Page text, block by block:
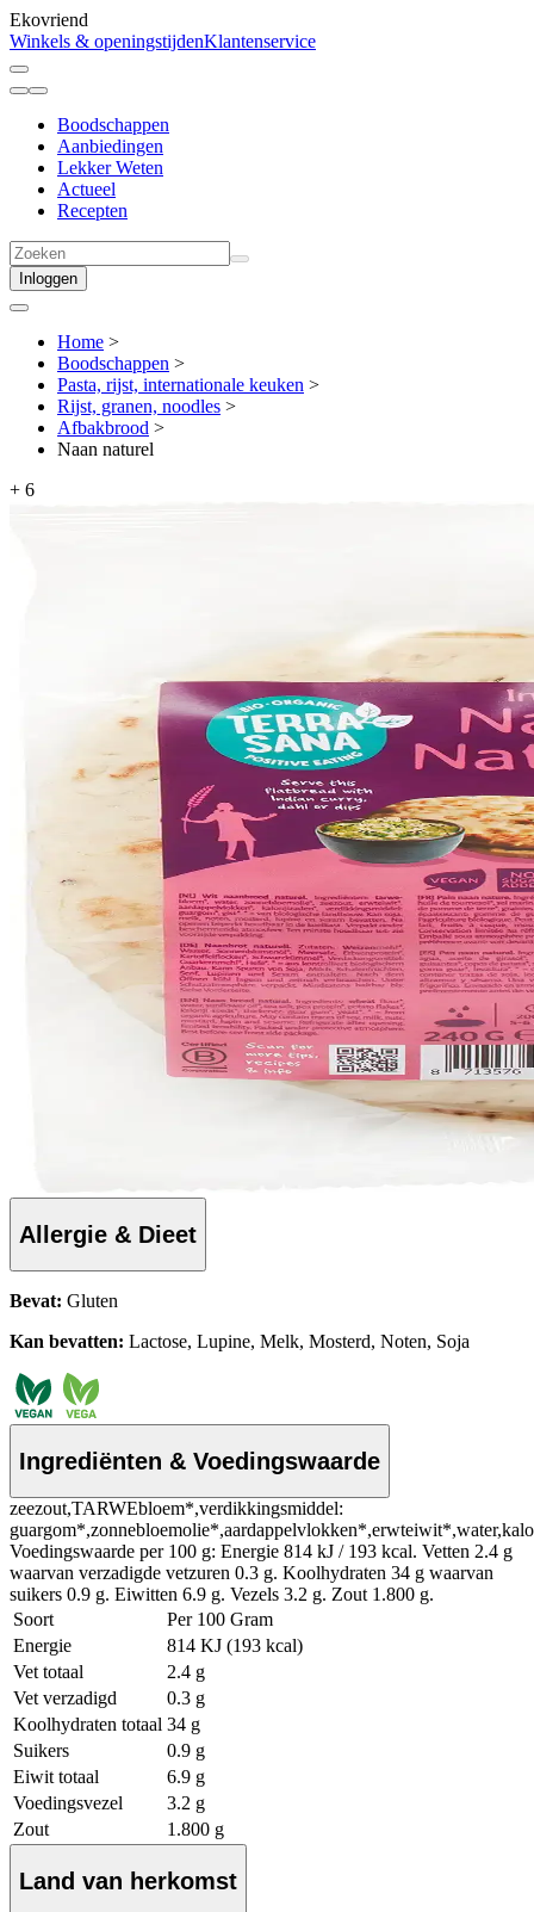
Ekovriend
Winkels & openingstijdenKlantenservice
Boodschappen
Aanbiedingen
Lekker Weten
Actueel
Recepten
Inloggen
Home >
Boodschappen >
Pasta, rijst, internationale keuken >
Rijst, granen, noodles >
Afbakbrood >
Naan naturel
+ 6
Allergie & Dieet
Bevat: Gluten
Kan bevatten: Lactose, Lupine, Melk, Mosterd, Noten, Soja
Ingrediënten & Voedingswaarde
zeezout,TARWEbloem*,verdikkingsmiddel:
Voedingswaarde per 100 g: Energie 814 kJ / 193 kcal. Vetten 2.4 g
waarvan verzadigde vetzuren 0.3 g. Koolhydraten 34 g waarvan
suikers 0.9 g. Eiwitten 6.9 g. Vezels 3.2 g. Zout 1.800 g.
Soort
Per 100 Gram
Energie
814 KJ (193 kcal)
Vet totaal
2.4 g
Vet verzadigd
0.3 g
Koolhydraten totaal 34 g
Suikers
0.9 g
Eiwit totaal
6.9 g
Voedingsvezel
3.2 g
Zout
1.800 g
Land van herkomst